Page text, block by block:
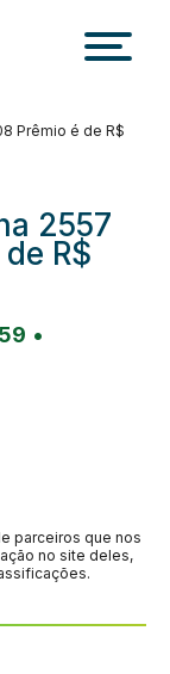
Prêmio é de R$
2557
R$
•
parceiros que nos
no site deles,